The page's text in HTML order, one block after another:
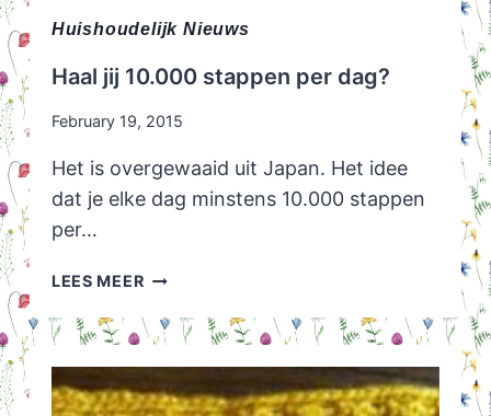
Huishoudelijk Nieuws
Haal jij 10.000 stappen per dag?
February 19, 2015
Het is overgewaaid uit Japan. Het idee
dat je elke dag minstens 10.000 stappen
per…
LEES MEERHAAL
10.000
DAG?